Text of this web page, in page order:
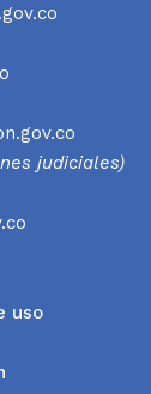
judiciales)
uso